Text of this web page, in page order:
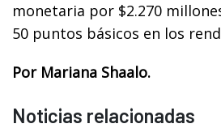
monetaria por $2.270
50 puntos básicos en los
Por Mariana Shaalo.
Noticias relacionadas